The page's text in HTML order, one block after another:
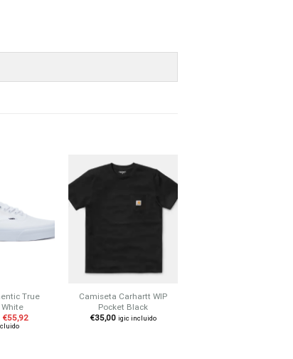
lista de
deseos
True
€55,92
+
Camiseta Carhartt WIP
Pocket Black
€35,00 igic incluido